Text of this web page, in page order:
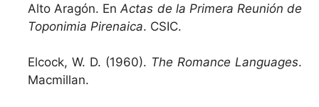
Alto Aragón. EnActas de la Primera Reunión de
Toponimia Pirenaica. CSIC.
Elcock, W. D. (1960). The Romance Languages.
Macmillan.